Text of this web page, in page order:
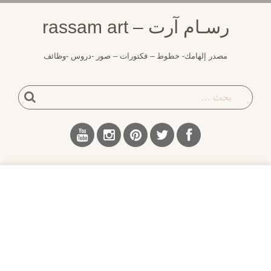
رسـام آرت – rassam art
مصدر إلهامك- خطوط – فكتورات – صور -دروس -وظائف